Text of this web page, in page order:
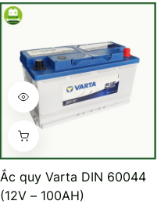
Ắc quy Varta DIN 60044
(12V – 100AH)